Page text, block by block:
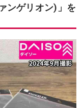
ンゲリオン)」を